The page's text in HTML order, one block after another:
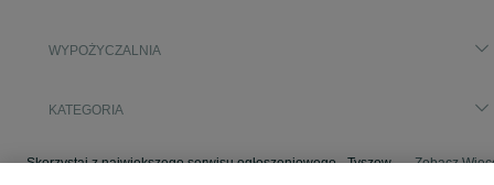
WYPOŻYCZALNIA
KATEGORIA
Skorzystaj z największego serwisu ogłoszeniowego - Tyszowce i okolice! - kupuj lub sprzedawaj jeszcze wygodniej w kategorii Wypożyczalnia! Zobacz